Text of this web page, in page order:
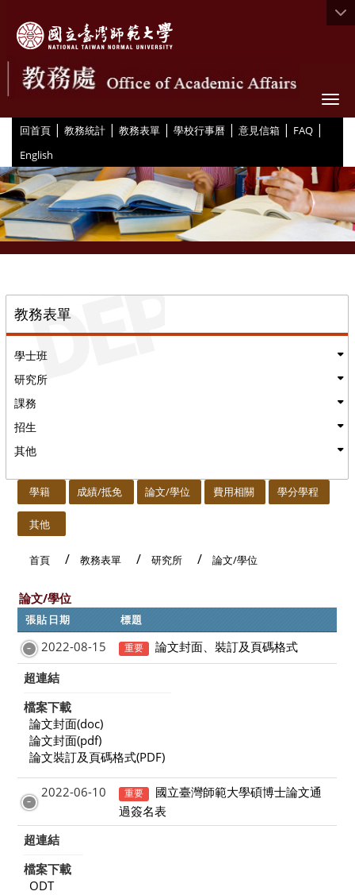
回首頁 | 教務統計 | 教務表單 | 學校行事曆 | 意見信箱 | FAQ |
English
教務表單
學士班
研究所
課務
招生
其他
學籍 成績/抵免 論文/學位 費用相關 學分學程
其他
首頁 教務表單 研究所 論文/學位
論文/學位
張貼日期 標題
2022-08-15 重要
論文封面、裝訂及頁碼格式
超連結
檔案下載
論文封面(doc)
論文封面(pdf)
論文裝訂及頁碼格式(PDF)
2022-06-10 重要
國立臺灣師範大學碩博士論文通
過簽名表
超連結
檔案下載
ODT